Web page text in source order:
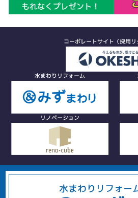
コーポレートサイト（採用リ
水まわりリフォーム
リノベーション
水まわりリフォー